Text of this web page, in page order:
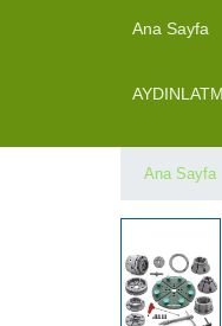
Ana Sayfa
Ana Sayfa